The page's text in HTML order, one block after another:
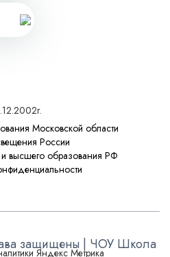
Московской области
России
и высшего образования РФ
защищены | ЧОУ Школа
Яндекс Метрика